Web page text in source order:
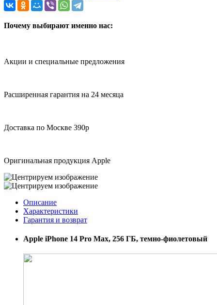
Почему выбирают именно нас:
Акции и специальные предложения
Расширенная гарантия на 24 месяца
Доставка по Москве 390р
Оригинальная продукция Apple
Описание
Характеристики
Гарантия и возврат
Apple iPhone 14 Pro Max, 256 ГБ, темно-фиолетовый